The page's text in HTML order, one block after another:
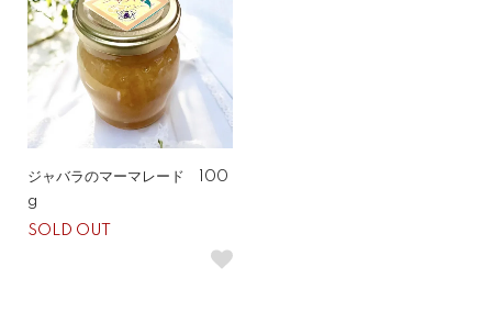
ジャバラのマーマレード 100
g
SOLD OUT